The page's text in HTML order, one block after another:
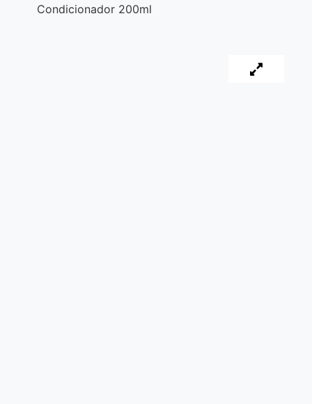
Condicionador 200ml